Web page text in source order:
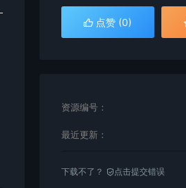
点赞 (0)
资源编号：
最近更新：
下载不了？ 点击提交错误